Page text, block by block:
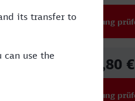
Verbindung
25,80 €
Verbindung